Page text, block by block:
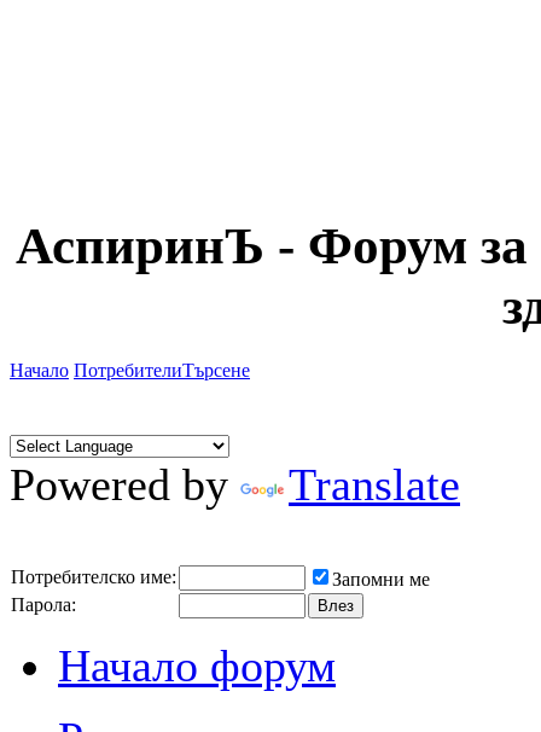
АспиринЪ - Форум за
Начало ПотребителиТърсене
Powered by Translate
Потребителско име:
Запомни ме
Парола:
Начало форум